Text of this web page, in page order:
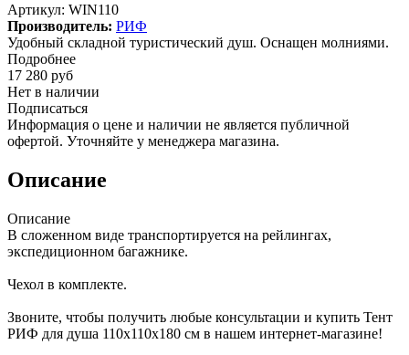
Артикул: WIN110
Производитель: РИФ
Удобный складной туристический душ. Оснащен молниями.
Подробнее
17 280 руб
Нет в наличии
Подписаться
Информация о цене и наличии не является публичной
офертой. Уточняйте у менеджера магазина.
Описание
Описание
В сложенном виде транспортируется на рейлингах,
экспедиционном багажнике.
Чехол в комплекте.
Звоните, чтобы получить любые консультации и купить Тент
РИФ для душа 110x110x180 см в нашем интернет-магазине!